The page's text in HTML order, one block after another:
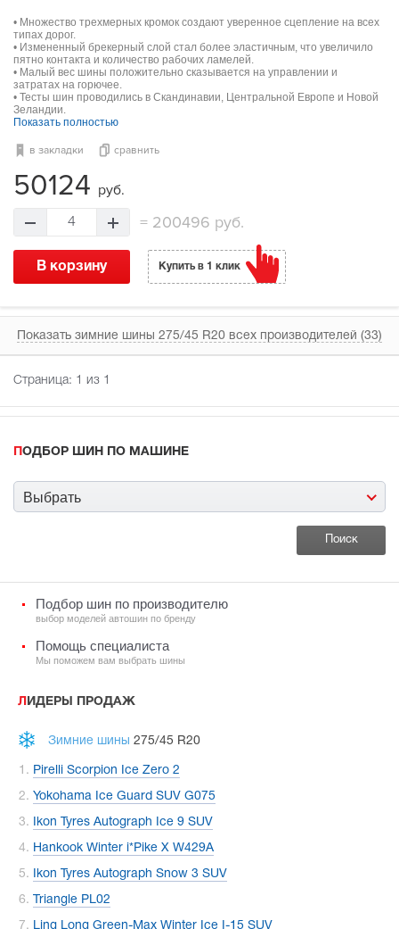
• Множество трехмерных кромок создают уверенное сцепление на всех
типах дорог.
• Измененный брекерный слой стал более эластичным, что увеличило
пятно контакта и количество рабочих ламелей.
• Малый вес шины положительно сказывается на управлении и
затратах на горючее.
• Тесты шин проводились в Скандинавии, Центральной Европе и Новой
Зеландии.
Показать полностью
в закладки сравнить
50124 руб.
4 = 200496 руб.
В корзину Купить в 1 клик
Показать зимние шины 275/45 R20 всех производителей (33)
Страница: 1 из 1
ПОДБОР ШИН ПО МАШИНЕ
Выбрать
Подбор шин по производителю
выбор моделей автошин по бренду
Помощь специалиста
Мы поможем вам выбрать шины
ЛИДЕРЫ ПРОДАЖ
Зимние шины 275/45 R20
Pirelli Scorpion Ice Zero 2
Yokohama Ice Guard SUV G075
Ikon Tyres Autograph Ice 9 SUV
Hankook Winter i*Pike X W429A
Ikon Tyres Autograph Snow 3 SUV
Triangle PL02
Ling Long Green-Max Winter Ice I-15 SUV